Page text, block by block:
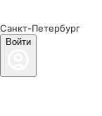
Санкт-Петербург
Войти